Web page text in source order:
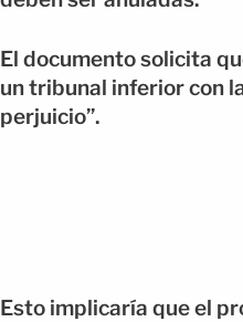
El documento solicita
un tribunal inferior con
perjuicio”.
Esto implicaría que el